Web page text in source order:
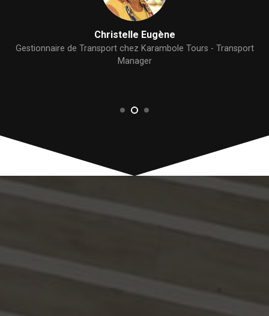
Christelle Eugène
Gestionnaire de Transport chez Karambole Tours - Transport
Manager